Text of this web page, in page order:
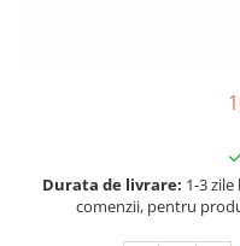
Recipiente si
Genti si accesorii
Durata de livrare: 1-3
comenzii, pentru